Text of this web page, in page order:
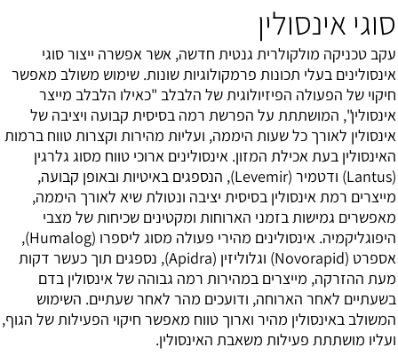
סוגי אינסולין
עקב טכניקה מולקולרית גנטית חדשה, אשר אפשרה ייצור סוגי
אינסולינים בעלי תכונות פרמקולוגיות שונות. שימוש משולב מאפשר
חיקוי של הפעולה הפיזיולוגית של הלבלב "כאילו הלבלב מייצר
אינסולין", המושתתת על הפרשת רמה בסיסית קבועה ויציבה של
אינסולין לאורך כל שעות היממה, ועליות מהירות וקצרות טווח ברמות
האינסולין בעת אכילת המזון. אינסולינים ארוכי טווח מסוג גלרגין
(Lantus) ודטמיר (Levemir), הנספגים באיטיות ובאופן קבועה,
מייצרים רמת אינסולין בסיסית יציבה ונטולת שיא לאורך היממה,
מאפשרים גמישות בזמני הארוחות ומקטינים שכיחות של מצבי
היפוגליקמיה. אינסולינים מהירי פעולה מסוג ליספרו (Humalog),
אספרט (Novorapid) וגלוליזין (Apidra), נספגים תוך כעשר דקות
מעת ההזרקה, מייצרים במהירות רמה גבוהה של אינסולין בדם
בשעתיים לאחר הארוחה, ודועכים מהר לאחר שעתיים. השימוש
המשולב באינסולין מהיר וארוך טווח מאפשר חיקוי הפעילות של הגוף,
ועליו מושתתת פעילות משאבת האינסולין.